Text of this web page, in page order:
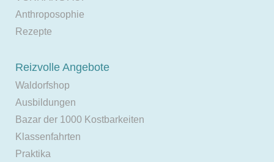
Anthroposophie
Rezepte
Reizvolle Angebote
Waldorfshop
Ausbildungen
Bazar der 1000 Kostbarkeiten
Klassenfahrten
Praktika